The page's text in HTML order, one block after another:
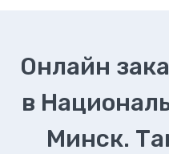
Онлайн
в
Минск.